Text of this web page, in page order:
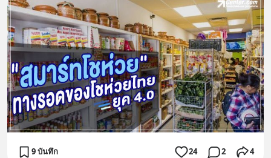
9 บันทึก 24 2 4